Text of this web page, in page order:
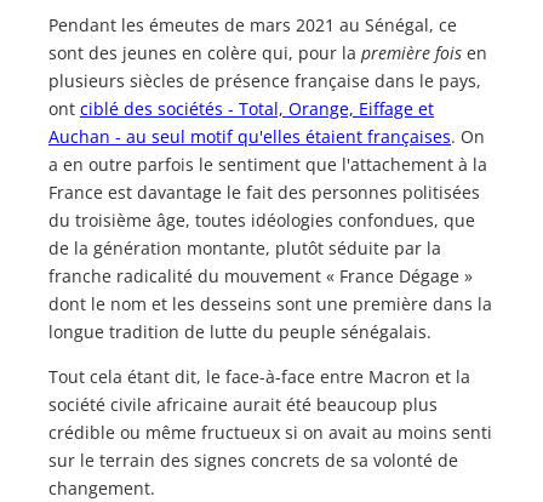
Pendant les émeutes de mars 2021 au Sénégal, ce
sont des jeunes en colère qui, pour la première fois en
plusieurs siècles de présence française dans le pays,
ont ciblé des sociétés - Total, Orange, Eiffage et
Auchan - au seul motif qu'elles étaient françaises. On
a en outre parfois le sentiment que l'attachement à la
France est davantage le fait des personnes politisées
du troisième âge, toutes idéologies confondues, que
de la génération montante, plutôt séduite par la
franche radicalité du mouvement « France Dégage »
dont le nom et les desseins sont une première dans la
longue tradition de lutte du peuple sénégalais.
Tout cela étant dit, le face-à-face entre Macron et la
société civile africaine aurait été beaucoup plus
crédible ou même fructueux si on avait au moins senti
sur le terrain des signes concrets de sa volonté de
changement.